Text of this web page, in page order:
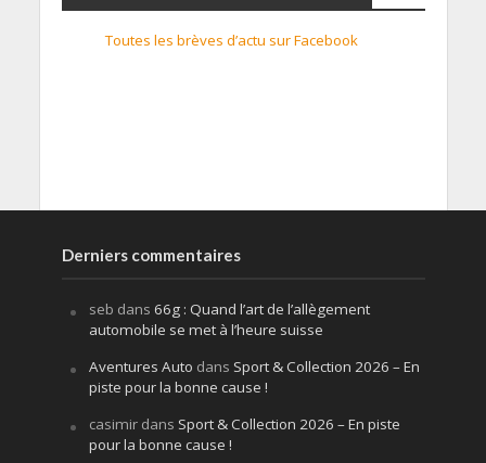
Toutes les brèves d’actu sur Facebook
Derniers commentaires
seb dans 66g : Quand l’art de l’allègement
automobile se met à l’heure suisse
Aventures Auto dans Sport & Collection 2026 – En
piste pour la bonne cause !
casimirdans Sport & Collection 2026 – En piste
pour la bonne cause !